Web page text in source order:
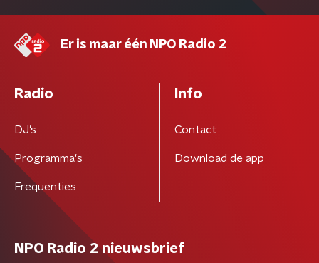
Er is maar één NPO Radio 2
Radio
DJ’s
Programma's
Frequenties
Info
Contact
Download de app
NPO Radio 2 nieuwsbrief